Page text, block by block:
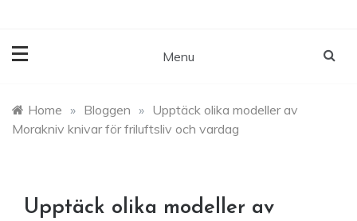
Menu
Home » Bloggen » Upptäck olika modeller av
Morakniv knivar för friluftsliv och vardag
Upptäck olika modeller av